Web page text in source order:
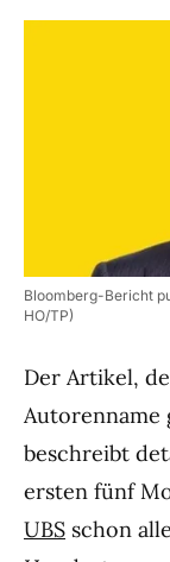
Bloomberg-Bericht
HO/TP)
Der Artikel,
Autorenname
beschreibt
ersten fünf
UBS schon